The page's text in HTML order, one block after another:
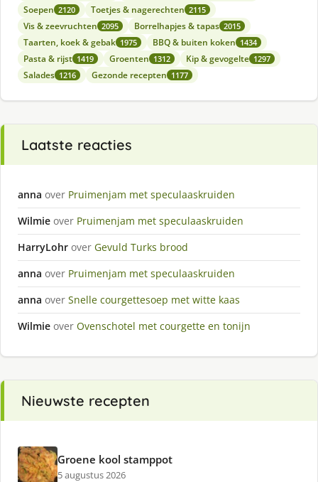
Soepen 2120 Toetjes & nagerechten 2115
Vis & zeevruchten 2095 Borrelhapjes & tapas 2015
Taarten, koek & gebak 1975 BBQ & buiten koken 1434
Pasta & rijst 1419 Groenten 1312 Kip & gevogelte 1297
Salades 1216 Gezonde recepten 1177
Laatste reacties
anna over Pruimenjam met speculaaskruiden
Wilmie over Pruimenjam met speculaaskruiden
HarryLohr over Gevuld Turks brood
anna over Pruimenjam met speculaaskruiden
anna over Snelle courgettesoep met witte kaas
Wilmie over Ovenschotel met courgette en tonijn
Nieuwste recepten
Groene kool stamppot
5 augustus 2026